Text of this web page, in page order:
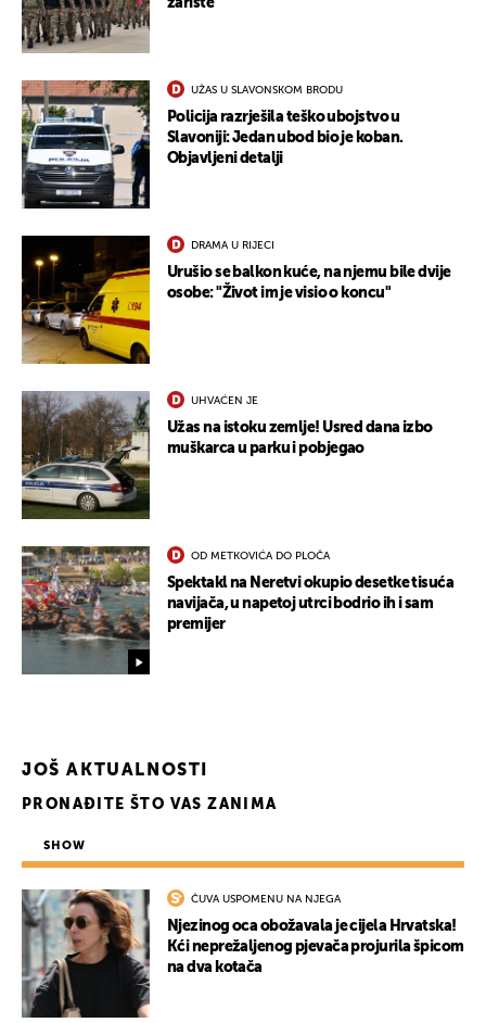
žarište
UŽAS U SLAVONSKOM BRODU
Policija razrješila teško ubojstvo u
Slavoniji: Jedan ubod bio je koban.
Objavljeni detalji
DRAMA U RIJECI
Urušio se balkon kuće, na njemu bile dvije
osobe: "Život im je visio o koncu"
UHVAĆEN JE
Užas na istoku zemlje! Usred dana izbo
muškarca u parku i pobjegao
OD METKOVIĆA DO PLOČA
Spektakl na Neretvi okupio desetke tisuća
navijača, u napetoj utrci bodrio ih i sam
premijer
JOŠ AKTUALNOSTI
PRONAĐITE ŠTO VAS ZANIMA
SHOW
ČUVA USPOMENU NA NJEGA
Njezinog oca obožavala je cijela Hrvatska!
Kći neprežaljenog pjevača projurila špicom
na dva kotača
UKLJUČITE NOTIFIKACIJE